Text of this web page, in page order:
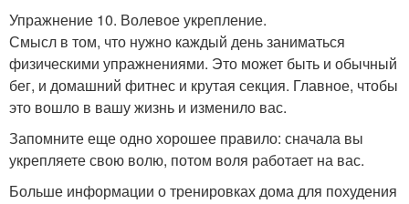
Упражнение 10. Волевое укрепление.
Смысл в том, что нужно каждый день заниматься
физическими упражнениями. Это может быть и обычный
бег, и домашний фитнес и крутая секция. Главное, чтобы
это вошло в вашу жизнь и изменило вас.
Запомните еще одно хорошее правило: сначала вы
укрепляете свою волю, потом воля работает на вас.
Больше информации о тренировках дома для похудения